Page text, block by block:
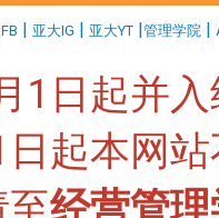
| 亚大IG | 亚大YT |管理学院 |
1日起并入
起本网站
经营管